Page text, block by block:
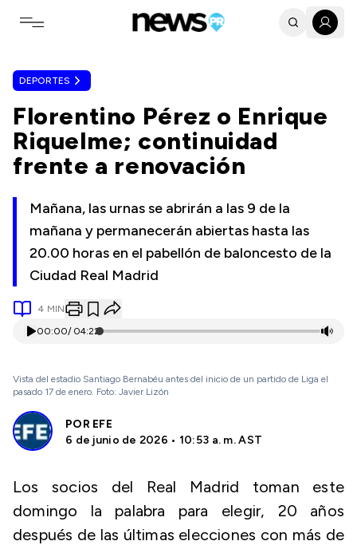
Toggle navigation menu
DEPORTES
Florentino Pérez o Enrique
Riquelme; continuidad
frente a renovación
Mañana, las urnas se abrirán a las 9 de la
mañana y permanecerán abiertas hasta las
20.00 horas en el pabellón de baloncesto de la
Ciudad Real Madrid
4 MIN
00:00/ 04:22
Vista del estadio Santiago Bernabéu antes del inicio de un partido de Liga el
pasado 17 de enero. Foto: Javier Lizón
POR EFE
6 de junio de 2026 • 10:53 a. m. AST
Los socios del Real Madrid toman este
domingo la palabra para elegir, 20 años
después de las últimas elecciones con más de